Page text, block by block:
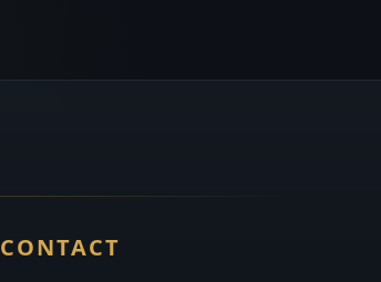
CONTACT